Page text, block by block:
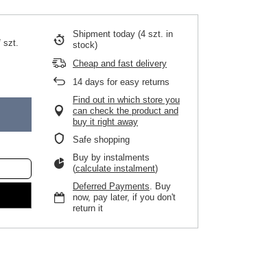
szt.
Shipment today (4 szt. in
stock)
Cheap and fast delivery
14 days for easy returns
Find out in which store you
can check the product and
buy it right away
Safe shopping
Buy by instalments
(calculate instalment)
Deferred Payments. Buy
now, pay later, if you don't
return it